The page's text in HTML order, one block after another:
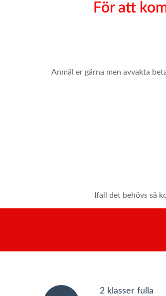
För att
Anmäl er gärna men avvakta
Ifall det behövs så
2 klasser fulla